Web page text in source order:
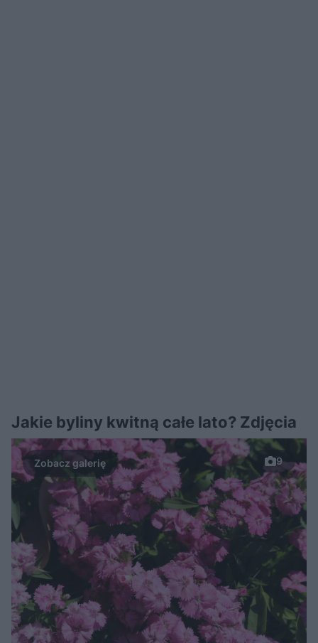
Jakie byliny kwitną całe lato? Zdjęcia
9